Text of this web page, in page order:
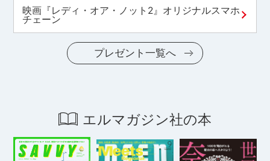
映画『レディ・オア・ノット2』オリジナルスマホ
チェーン
プレゼント一覧へ
エルマガジン社の本